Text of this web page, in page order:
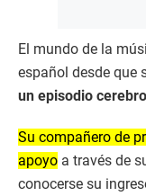
El mundo de la
español desde que
un episodio
Su compañero de
apoyo a través de
conocerse su